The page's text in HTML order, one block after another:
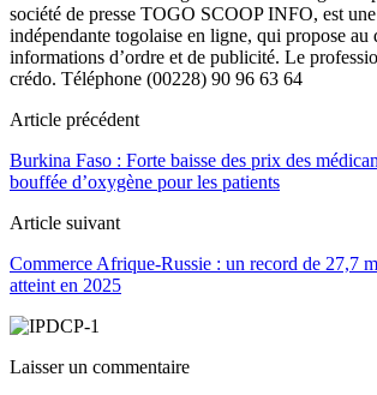
société de presse TOGO SCOOP INFO, est
indépendante togolaise en ligne, qui propose au
informations d’ordre et de publicité. Le
crédo. Téléphone (00228) 90 96 63 64
Article précédent
Burkina Faso : Forte baisse des prix des
bouffée d’oxygène pour les patients
Article suivant
Commerce Afrique-Russie : un record de 27,7
atteint en 2025
Laisser un commentaire